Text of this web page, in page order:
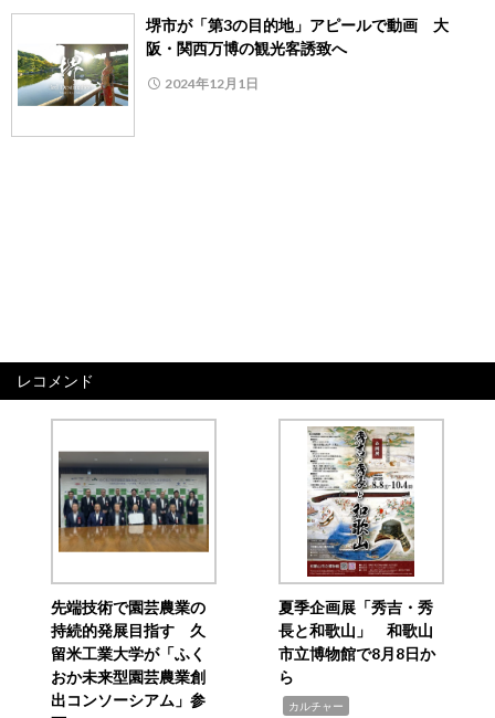
堺市が「第3の目的地」アピールで動画 大
阪・関西万博の観光客誘致へ
2024年12月1日
レコメンド
先端技術で園芸農業の
持続的発展目指す 久
留米工業大学が「ふく
おか未来型園芸農業創
出コンソーシアム」参
夏季企画展「秀吉・秀
長と和歌山」 和歌山
市立博物館で8月8日か
ら
カルチャー